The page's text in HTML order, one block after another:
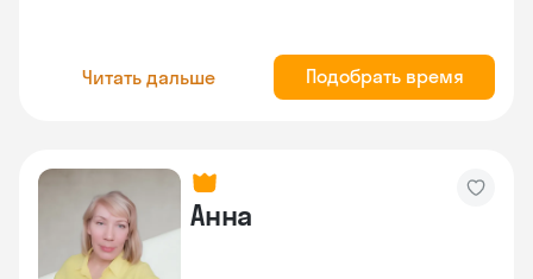
Читать дальше Подобрать время
Анна